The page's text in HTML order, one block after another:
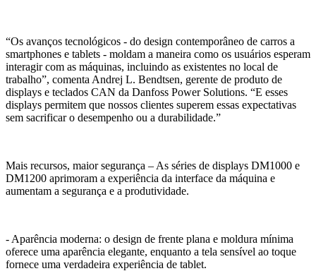
“Os avanços tecnológicos - do design contemporâneo de carros a
smartphones e tablets - moldam a maneira como os usuários esperam
interagir com as máquinas, incluindo as existentes no local de
trabalho”, comenta Andrej L. Bendtsen, gerente de produto de
displays e teclados CAN da Danfoss Power Solutions. “E esses
displays permitem que nossos clientes superem essas expectativas
sem sacrificar o desempenho ou a durabilidade.”
Mais recursos, maior segurança – As séries de displays DM1000 e
DM1200 aprimoram a experiência da interface da máquina e
aumentam a segurança e a produtividade.
- Aparência moderna: o design de frente plana e moldura mínima
oferece uma aparência elegante, enquanto a tela sensível ao toque
fornece uma verdadeira experiência de tablet.